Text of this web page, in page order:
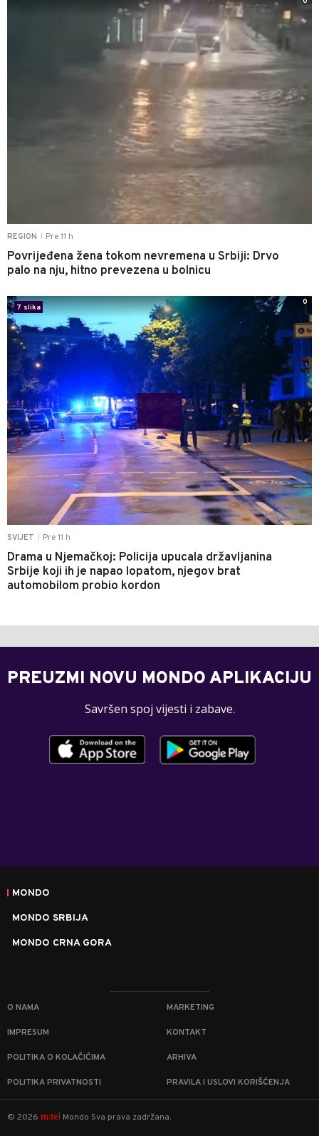
REGION Pre 11 h
Povrijeđena žena tokom nevremena u Srbiji: Drvo
palo na nju, hitno prevezena u bolnicu
SVIJET Pre 11 h
Drama u Njemačkoj: Policija upucala državljanina
Srbije koji ih je napao lopatom, njegov brat
automobilom probio kordon
7 slika
0
PREUZMI NOVU MONDO APLIKACIJU
Savršen spoj vijesti i zabave.
MONDO
MONDO SRBIJA
MONDO CRNA GORA
O NAMA MARKETING
IMPRESUM KONTAKT
POLITIKA O KOLAČIĆIMA ARHIVA
POLITIKA PRIVATNOSTI PRAVILA I USLOVI KORIŠĆENJA
© 2026 m:tel Mondo Sva prava zadržana.